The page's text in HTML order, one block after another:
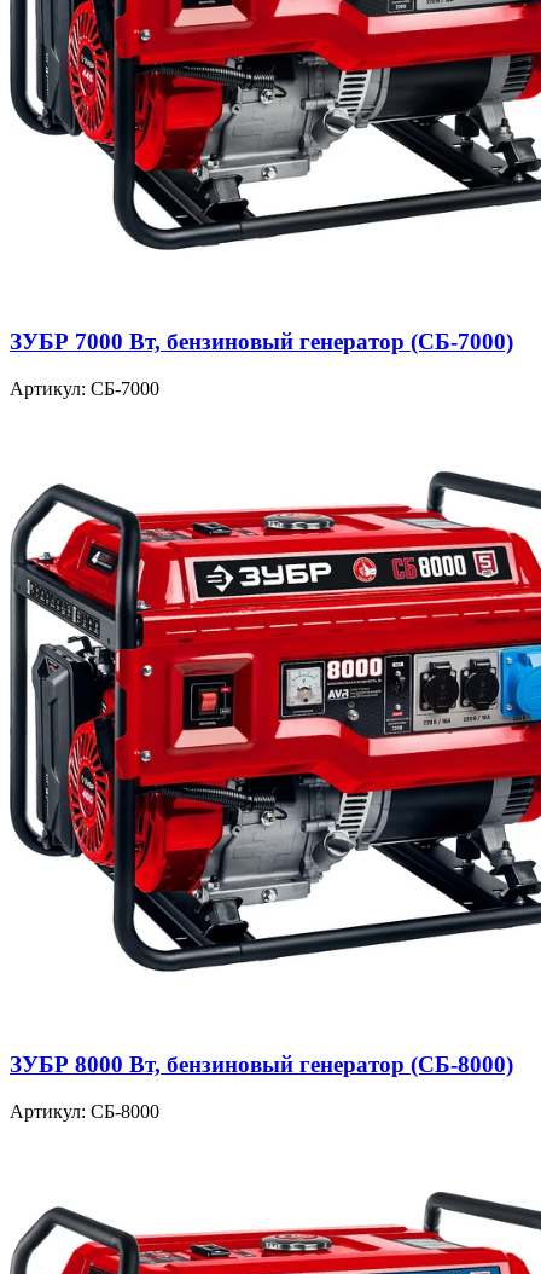
ЗУБР 7000 Вт, бензиновый генератор (СБ-7000)
Артикул: СБ-7000
ЗУБР 8000 Вт, бензиновый генератор (СБ-8000)
Артикул: СБ-8000